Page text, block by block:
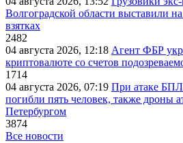
Волгоградской области выставили
взятках
2482
04 августа 2026, 12:18 Агент ФБР
криптовалюте со счетов
1714
04 августа 2026, 07:19 При атаке
погибли пять человек, также дроны
Петербургом
3874
Все новости